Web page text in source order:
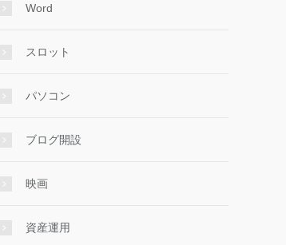
Word
スロット
パソコン
ブログ開設
映画
資産運用